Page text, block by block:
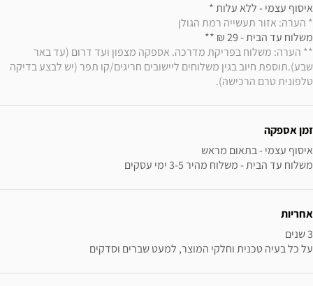
איסוף עצמי - ללא עלות *
* הערה: אזור תעשייה רמת הגולן
משלוח עד הבית - 29 ₪ **
טלפונית טרם הרכישה).
זמן אספקה
משלוח עד הבית - משלוח מהיר 3-5 ימי עסקים
אחריות
על כל בעיה טכנית וחלקי המוצר, למעט שברים וסדקים